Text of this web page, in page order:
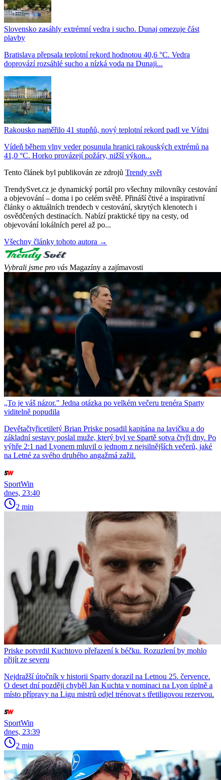
Slovensko zasáhly extrémní vedra i sucho. Dunaj omezuje část
plavby
Bratislava přepsala teplotní rekord hodnotou 40,6 °C. Vedra
doprovází rozsáhlé sucho a nízká voda na Dunaji...
Rakousko naměřilo 41 stupňů, nový teplotní rekord padl ve Vídni
Vídeň během vlny veder posunula hranici rakouských extrémů na
41,0 °C. Horko provázejí požáry, nižší výkon...
Tento článek byl publikován ze zdrojů Trendy svět
TrendySvet.cz je dynamický portál pro všechny milovníky cestování
a objevování – doma i po celém světě. Přináší čtivé a inspirativní
články o aktuálních trendech v cestování, skrytých klenotech i
osvědčených destinacích. Nabízí praktické tipy na cesty, od
objevování lokálních perel až po...
Všechny články tohoto autora →
Vybrali jsme pro vás Magazíny a zajímavosti
„To je váš názor." Jedna otázka po velkém večeru trenéra Sparty
viditelně popudila
Devětačtyřicetiletý Brian Priske posadil kapitána na lavičku a do
základní sestavy poslal muže, který byl ve Spartě sotva čtyři dny. Po
výhře 2:1 nad Lyonem mluvil o jednom z nejsilnějších večerů, jaké
na Letné za svého druhého angažmá zažil.
SportWin
dnes, 23:40
2 min
Priske potvrdil Kuchtovo přeřazení k béčku. Rozuzlení by mohlo
přijít ze severu
Nejdražší útočník v historii Sparty dorazil na Letnou 25. července.
O deset dní později chyběl Jan Kuchta v nominaci na Lyon úplně a
místo přípravy na Ligu mistrů odjel trénovat s třetiligovou rezervou.
SportWin
dnes, 23:39
2 min